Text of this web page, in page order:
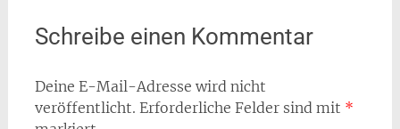
Schreibe einen Kommentar
Deine E-Mail-Adresse wird nicht
veröffentlicht. Erforderliche Felder sind mit *